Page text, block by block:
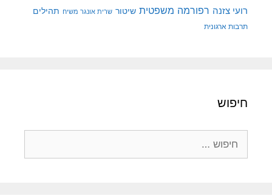
רועי צזנה רפורמה משפטית שיטור שרית אונגר משיח תהילים
תרבות ארגונית
חיפוש